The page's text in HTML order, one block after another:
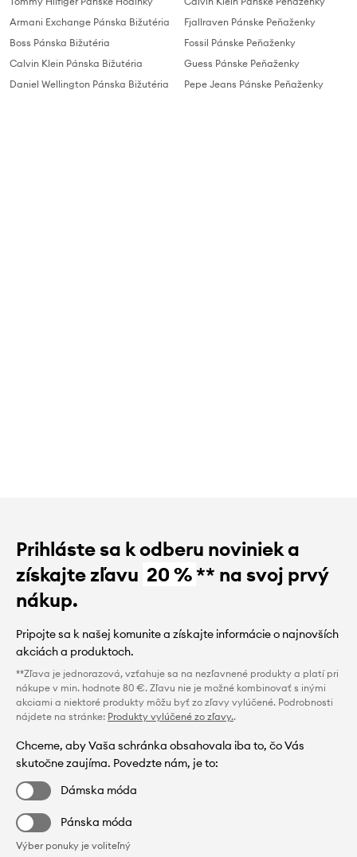
Armani Exchange Pánska Bižutéria
Boss Pánska Bižutéria
Calvin Klein Pánska Bižutéria
Daniel Wellington Pánska Bižutéria
Fjallraven Pánske Peňaženky
Fossil Pánske Peňaženky
Guess Pánske Peňaženky
Pepe Jeans Pánske Peňaženky
Prihláste sa k odberu noviniek a
získajte zľavu 20 %** na svoj prvý
nákup.
Pripojte sa k našej komunite a získajte informácie o najnovších
akciách a produktoch.
**Zľava je jednorazová, vzťahuje sa na nezľavnené produkty a platí pri
nákupe v min. hodnote 80 €. Zľavu nie je možné kombinovať s inými
akciami a niektoré produkty môžu byť zo zľavy vylúčené. Podrobnosti
nájdete na stránke: Produkty vylúčené zo zľavy..
Chceme, aby Vaša schránka obsahovala iba to, čo Vás
skutočne zaujíma. Povedzte nám, je to:
Dámska móda
Pánska móda
Výber ponuky je voliteľný